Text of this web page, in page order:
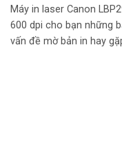
Máy in laser Canon
600 dpi cho bạn những
vấn đề mờ bản in hay